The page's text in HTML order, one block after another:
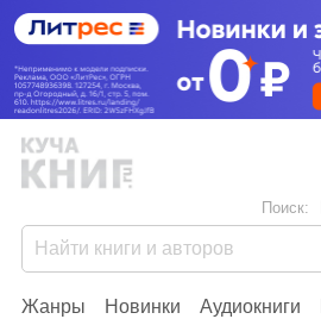
Жанры Новинки Аудиокниги
Поиск: